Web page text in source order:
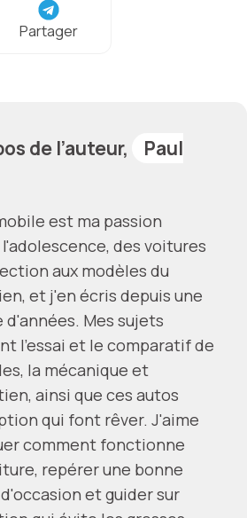
Partager
de l’auteur,
Paul
est ma passion
des voitures
aux modèles du
et j'en écris depuis une
d'années. Mes sujets
l'essai et le comparatif de
la mécanique et
ainsi que ces autos
qui font rêver. J'aime
comment fonctionne
repérer une bonne
et guider sur